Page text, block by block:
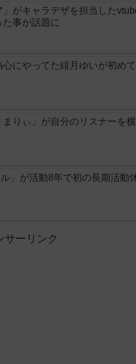
がキャラデザを担当した
事が話題に
にやってた緋月ゆいが初め
りぃ」が自分のリスナーを
」が活動8年で初の長期活動
サーリンク